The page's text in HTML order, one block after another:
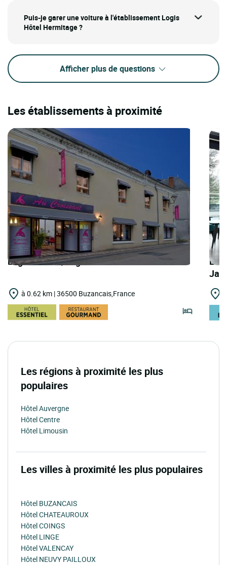
Puis-je garer une voiture à l'établissement Logis
Hôtel Hermitage ?
Afficher plus de questions
Les établissements à proximité
Logis Hôtels | Logis Hôtel Au Croissant
à 0.62 km | 36500 Buzancais,France
Les régions à proximité les plus
populaires
Hôtel Auvergne
Hôtel Centre
Hôtel Limousin
Les villes à proximité les plus populaires
Hôtel BUZANCAIS
Hôtel CHATEAUROUX
Hôtel COINGS
Hôtel LINGE
Hôtel VALENCAY
Hôtel NEUVY PAILLOUX